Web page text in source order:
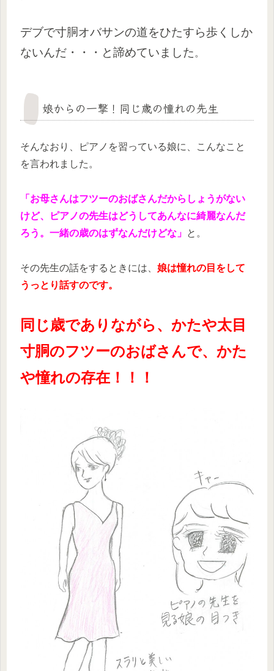
デブで寸胴オバサンの道をひたすら歩くしか
ないんだ・・・と諦めていました 。
娘からの一撃！同じ歳の憧れの先生
そんなおり、ピアノを習っている娘に、こんなこと
を言われました。
「お母さんはフツーのおばさんだからしょうがない
けど、ピアノの先生はどうしてあんなに綺麗なんだ
ろう。一緒の歳のはずなんだけどな」 と。
その先生の話をするときには、 娘は憧れの目をして
うっとり話すのです。
同じ歳でありながら、かたや太目
寸胴のフツーのおばさんで、かた
や憧れの存在！！！